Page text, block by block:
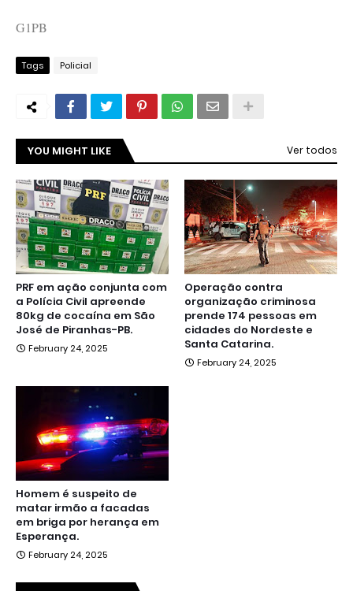
G1PB
Tags Policial
YOU MIGHT LIKE Ver todos
PRF em ação conjunta com
a Polícia Civil apreende
80kg de cocaína em São
José de Piranhas-PB.
February 24, 2025
Operação contra
organização criminosa
prende 174 pessoas em
cidades do Nordeste e
Santa Catarina.
February 24, 2025
Homem é suspeito de
matar irmão a facadas
em briga por herança em
Esperança.
February 24, 2025